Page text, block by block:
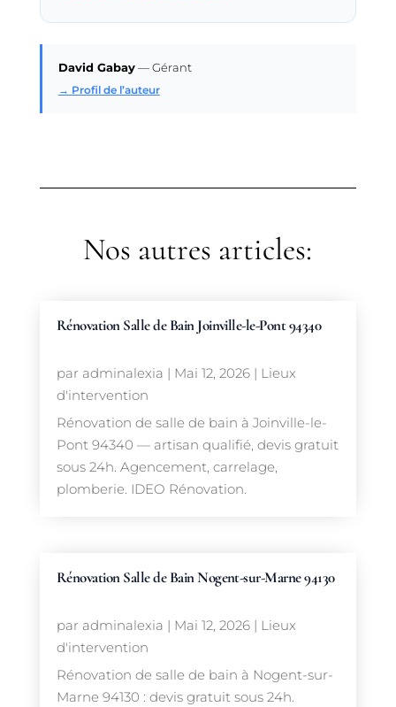
David Gabay—Gérant
→ Profil de l’auteur
Nos autres articles:
Rénovation Salle de Bain Joinville-le-Pont 94340
par adminalexia | Mai 12, 2026| Lieux
d'intervention
Rénovation de salle de bain à Joinville-le-
Pont 94340 — artisan qualifié, devis gratuit
sous 24h. Agencement, carrelage,
plomberie. IDEO Rénovation.
Rénovation Salle de Bain Nogent-sur-Marne 94130
par adminalexia | Mai 12, 2026| Lieux
d'intervention
Rénovation de salle de bain à Nogent-sur-
Marne 94130 : devis gratuit sous 24h.